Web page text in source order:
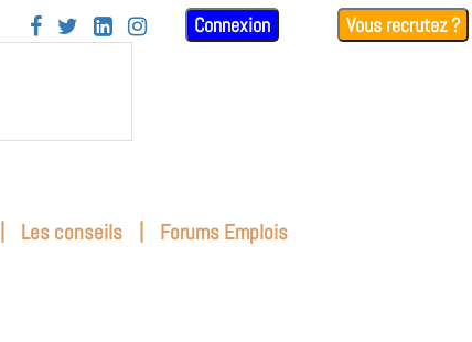
    Connexion Vous recrutez ?
| Les conseils | Forums Emplois